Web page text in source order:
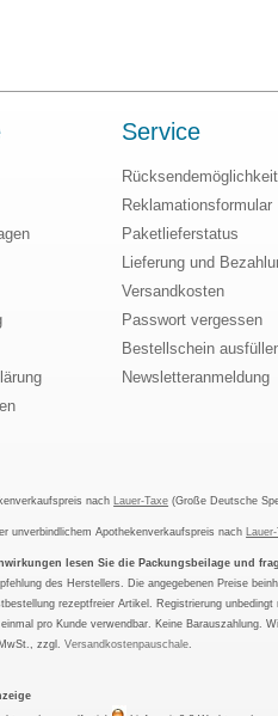
Service
Rücksendemöglichkeit
Reklamationsformular
Paketlieferstatus
Lieferung und
Versandkosten
Passwort vergessen
Bestellschein
Newsletteranmeldung
nach Lauer-Taxe (Große Deutsche
unverbindlichem Apothekenverkaufspreis nach
lesen Sie die Packungsbeilage und
des Herstellers. Die angegebenen Preise
rezeptfreier Artikel. Registrierung
pro Kunde verwendbar. Keine Barauszahlung.
zzgl.Versandkostenpauschale.